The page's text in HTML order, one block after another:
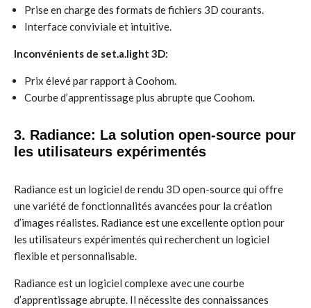
Prise en charge des formats de fichiers 3D courants.
Interface conviviale et intuitive.
Inconvénients de set.a.light 3D:
Prix élevé par rapport à Coohom.
Courbe d’apprentissage plus abrupte que Coohom.
3. Radiance: La solution open-source pour
les utilisateurs expérimentés
Radiance est un logiciel de rendu 3D open-source qui offre
une variété de fonctionnalités avancées pour la création
d’images réalistes. Radiance est une excellente option pour
les utilisateurs expérimentés qui recherchent un logiciel
flexible et personnalisable.
Radiance est un logiciel complexe avec une courbe
d’apprentissage abrupte. Il nécessite des connaissances